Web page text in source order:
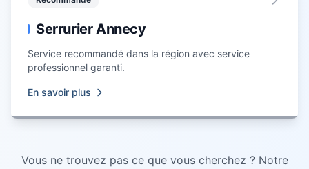
Serrurier Annecy
Service recommandé dans la région avec service
professionnel garanti.
En savoir plus
Vous ne trouvez pas ce que vous cherchez ? Notre